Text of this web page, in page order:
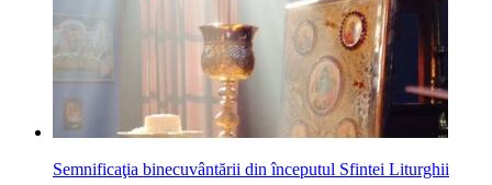
Semnificaţia binecuvântării din începutul Sfintei Liturghii